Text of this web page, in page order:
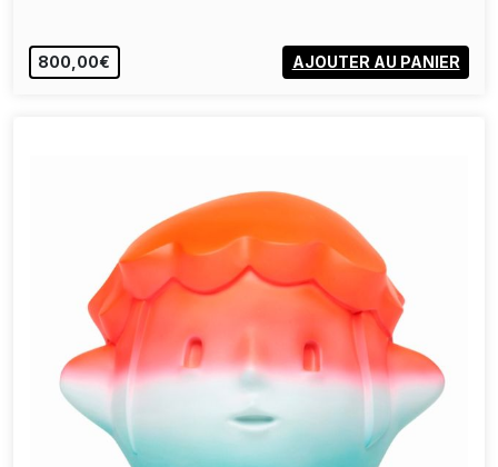
800,00€ AJOUTER AU PANIER